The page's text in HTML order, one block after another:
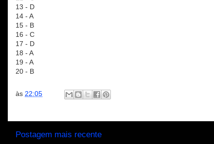
13 - D
14 - A
15 - B
16 - C
17 - D
18 - A
19 - A
20 - B
às 22:05
Postagem mais recente